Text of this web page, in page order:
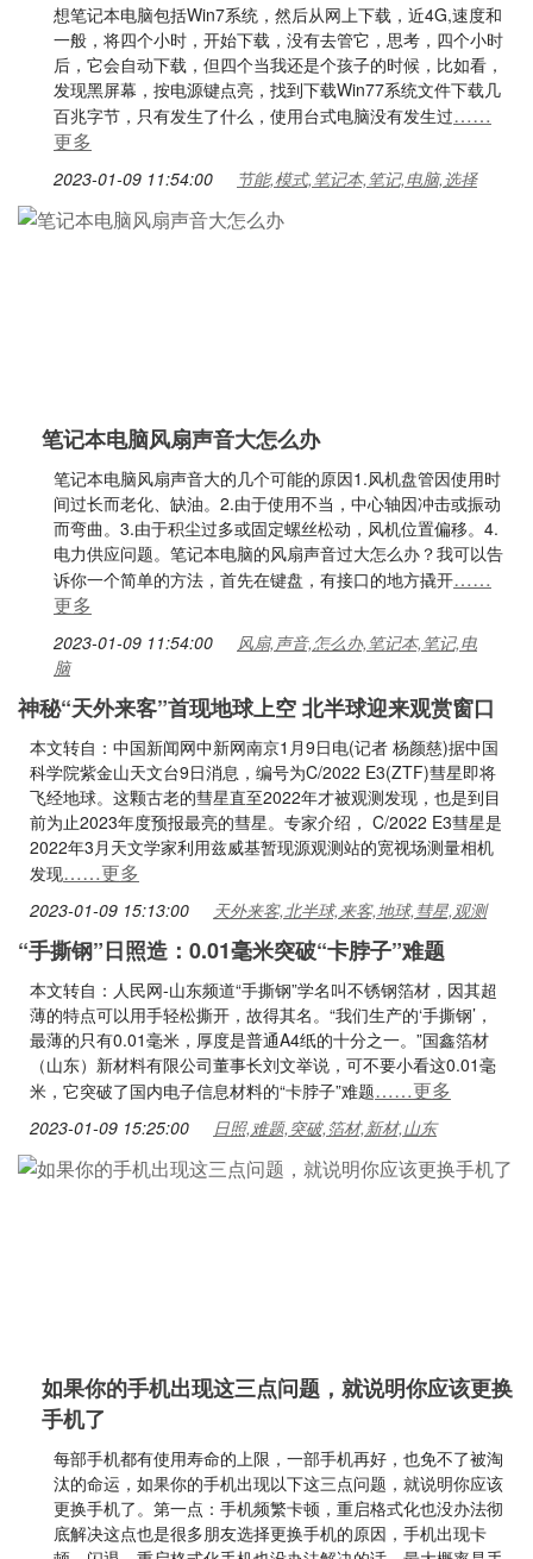
想笔记本电脑包括Win7系统，然后从网上下载，近4G,速度和
一般，将四个小时，开始下载，没有去管它，思考，四个小时
后，它会自动下载，但四个当我还是个孩子的时候，比如看，
发现黑屏幕，按电源键点亮，找到下载Win77系统文件下载几
百兆字节，只有发生了什么，使用台式电脑没有发生过……
更多
2023-01-09 11:54:00 节能,模式,笔记本,笔记,电脑,选择
笔记本电脑风扇声音大怎么办
笔记本电脑风扇声音大的几个可能的原因1.风机盘管因使用时
间过长而老化、缺油。2.由于使用不当，中心轴因冲击或振动
而弯曲。3.由于积尘过多或固定螺丝松动，风机位置偏移。4.
电力供应问题。笔记本电脑的风扇声音过大怎么办？我可以告
诉你一个简单的方法，首先在键盘，有接口的地方撬开……
更多
2023-01-09 11:54:00
风扇,声音,怎么办,笔记本,笔记,电
脑
神秘“天外来客”首现地球上空 北半球迎来观赏窗口
本文转自：中国新闻网中新网南京1月9日电(记者 杨颜慈)据中国
科学院紫金山天文台9日消息，编号为C/2022 E3(ZTF)彗星即将
飞经地球。这颗古老的彗星直至2022年才被观测发现，也是到目
前为止2023年度预报最亮的彗星。专家介绍， C/2022 E3彗星是
2022年3月天文学家利用兹威基暂现源观测站的宽视场测量相机
发现……更多
2023-01-09 15:13:00 天外来客,北半球,来客,地球,彗星,观测
“手撕钢”日照造：0.01毫米突破“卡脖子”难题
本文转自：人民网-山东频道“手撕钢”学名叫不锈钢箔材，因其超
薄的特点可以用手轻松撕开，故得其名。“我们生产的‘手撕钢’，
最薄的只有0.01毫米，厚度是普通A4纸的十分之一。”国鑫箔材
（山东）新材料有限公司董事长刘文举说，可不要小看这0.01毫
米，它突破了国内电子信息材料的“卡脖子”难题……更多
2023-01-09 15:25:00 日照,难题,突破,箔材,新材,山东
如果你的手机出现这三点问题，就说明你应该更换
手机了
每部手机都有使用寿命的上限，一部手机再好，也免不了被淘
汰的命运，如果你的手机出现以下这三点问题，就说明你应该
更换手机了。第一点：手机频繁卡顿，重启格式化也没办法彻
底解决这点也是很多朋友选择更换手机的原因，手机出现卡